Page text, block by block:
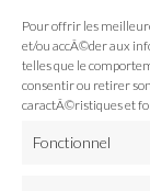
Pour offrir les
et/ou accÃ©der aux
telles que le
consentir ou retirer
caractÃ©ristiques et
Fonctionnel